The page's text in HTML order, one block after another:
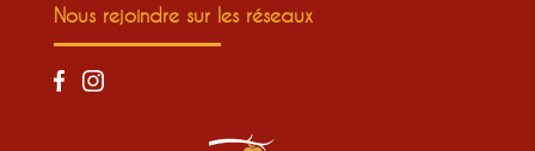
Nous rejoindre sur les réseaux